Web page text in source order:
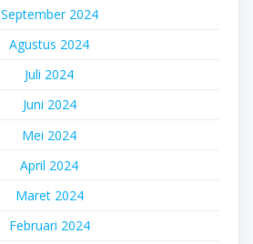
September 2024
Agustus 2024
Juli 2024
Juni 2024
Mei 2024
April 2024
Maret 2024
Februari 2024